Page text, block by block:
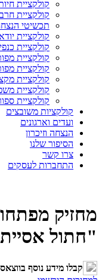
קולקציית
קולקציית
תכשיטי
קולקציית
קולקציית
קולקציית
קולקציית
קולקציית
קולקציית
קולקציית
קולקציות משובצים
ועדים וארגונים
הנצחה וזיכרון
הסיפור שלנו
צרו קשר
התחברות לעסקים
מחזיק
"חתול אסייתי"
קבלו מידע נוסף